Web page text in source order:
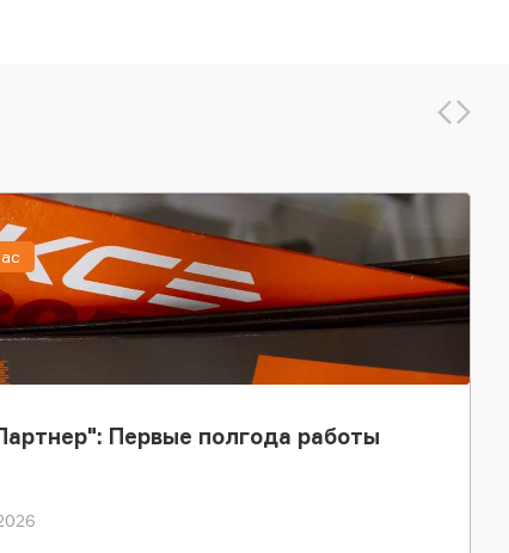
Первые полгода работы